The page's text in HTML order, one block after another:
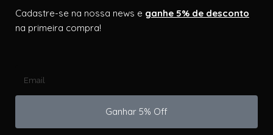
Cadastre-se na nossa news e ganhe 5% de desconto
na primeira compra!
Ganhar 5% Off